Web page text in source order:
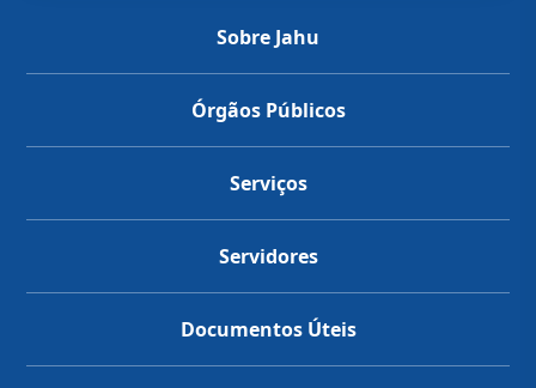
Sobre Jahu
Órgãos Públicos
Serviços
Servidores
Documentos Úteis